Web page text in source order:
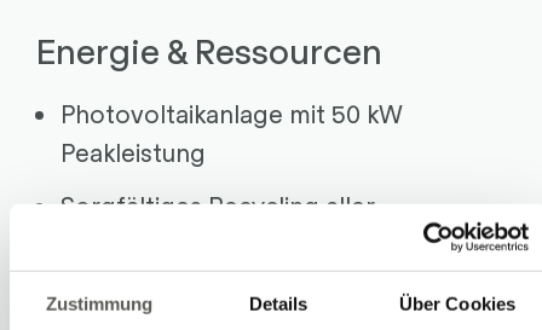
Zustimmung Details Über Cookies
Energie & Ressourcen
Photovoltaikanlage mit 50 kW
Peakleistung
Sorgfältiges Recycling aller
Langlebige Roboteranlagen (30+